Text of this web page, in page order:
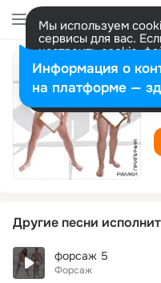
Мы используем
сервисы для вас.
настроить cookie-
представитель.
Разрешить все
Другие песни
форсаж 5
Форсаж
Информация о
на платформе —